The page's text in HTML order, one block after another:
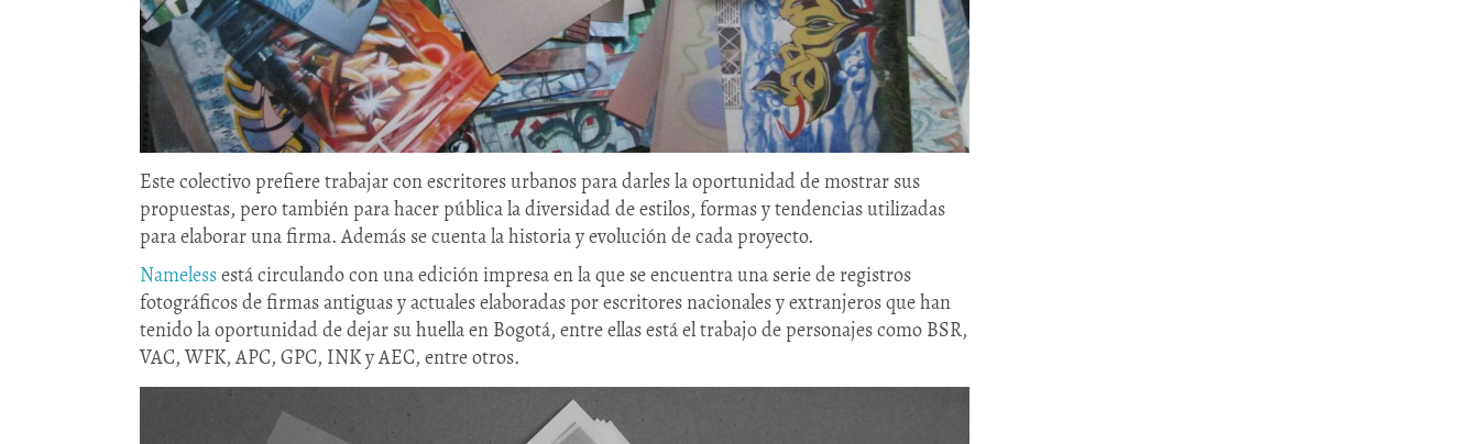
Este colectivo prefiere trabajar con escritores urbanos para darles la oportunidad de mostrar sus
propuestas, pero también para hacer pública la diversidad de estilos, formas y tendencias utilizadas
para elaborar una firma. Además se cuenta la historia y evolución de cada proyecto.
Namelessestá circulando con una edición impresa en la que se encuentra una serie de registros
fotográficos de firmas antiguas y actuales elaboradas por escritores nacionales y extranjeros que han
tenido la oportunidad de dejar su huella en Bogotá, entre ellas está el trabajo de personajes como BSR,
VAC, WFK, APC, GPC, INK y AEC, entre otros.